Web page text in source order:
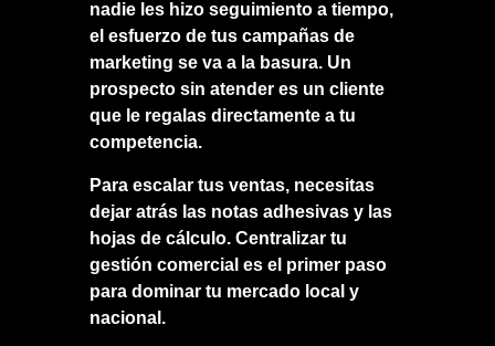
nadie les hizo seguimiento a tiempo,
el esfuerzo de tus campañas de
marketing se va a la basura. Un
prospecto sin atender es un cliente
que le regalas directamente a tu
competencia.
Para escalar tus ventas, necesitas
dejar atrás las notas adhesivas y las
hojas de cálculo. Centralizar tu
gestión comercial es el primer paso
para dominar tu mercado local y
nacional.